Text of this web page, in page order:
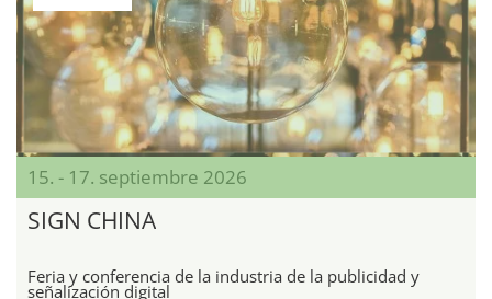
15. - 17. septiembre 2026
SIGN CHINA
Feria y conferencia de la industria de la publicidad y
señalización digital